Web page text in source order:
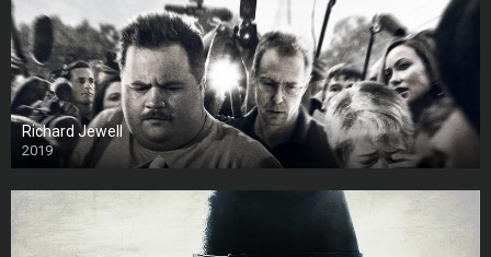
Richard Jewell
2019